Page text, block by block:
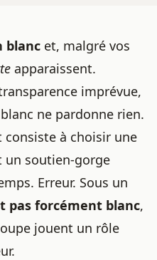
blanc et, malgré vos
apparaissent.
imprévue,
ne pardonne rien.
consiste à choisir une
un soutien-gorge
. Erreur. Sous un
pas forcément blanc,
jouent un rôle